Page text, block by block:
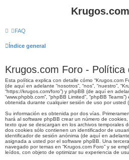
FAQ
Índice general
Krugos.com Foro - Política
Esta política explica con detalle cómo “Krugos.com
(de aquí en adelante “nosotros”, “nos”, “nuestro”,
“https://krugos.com/foro”) y phpBB (de aquí en
“www.phpbb.com”, “phpBB Limited”, “phpBB
obtenida durante cualquier sesión de uso por usted
Su información es obtenida por dos vías.
hará al software phpBB crear un número de
texto que se descargan en los archivos temporales
dos cookies sólo contienen un identificador de
identificador de sesión anónima (de aquí en
asignada a usted por el software phpBB. Una
navegado por temas en “Krugos.com Foro” y se
leídos, con objeto de optimizar su experiencia de